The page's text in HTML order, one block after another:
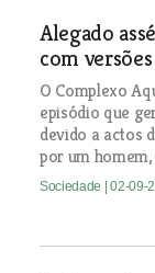
Alegado
com
O Complexo
episódio que
devido a actos
por um homem,
Sociedade | 02-09-